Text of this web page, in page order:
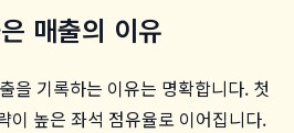
매출의 이유
을 기록하는 이유는 명확합니다. 첫
이 높은 좌석 점유율로 이어집니다.